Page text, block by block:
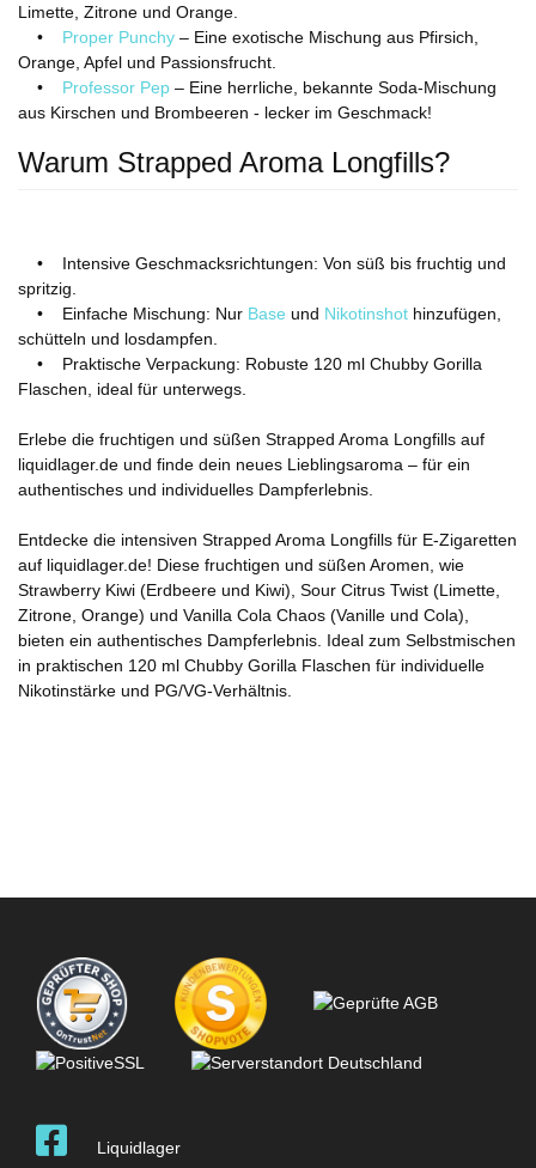
Limette, Zitrone und Orange.
• Proper Punchy – Eine exotische Mischung aus Pfirsich,
Orange, Apfel und Passionsfrucht.
• Professor Pep – Eine herrliche, bekannte Soda-Mischung
aus Kirschen und Brombeeren - lecker im Geschmack!
Warum Strapped Aroma Longfills?
• Intensive Geschmacksrichtungen: Von süß bis fruchtig und
spritzig.
• Einfache Mischung: Nur Base und Nikotinshot hinzufügen,
schütteln und losdampfen.
• Praktische Verpackung: Robuste 120 ml Chubby Gorilla
Flaschen, ideal für unterwegs.
Erlebe die fruchtigen und süßen Strapped Aroma Longfills auf
liquidlager.de und finde dein neues Lieblingsaroma – für ein
authentisches und individuelles Dampferlebnis.
Entdecke die intensiven Strapped Aroma Longfills für E-Zigaretten
auf liquidlager.de! Diese fruchtigen und süßen Aromen, wie
Strawberry Kiwi (Erdbeere und Kiwi), Sour Citrus Twist (Limette,
Zitrone, Orange) und Vanilla Cola Chaos (Vanille und Cola),
bieten ein authentisches Dampferlebnis. Ideal zum Selbstmischen
in praktischen 120 ml Chubby Gorilla Flaschen für individuelle
Nikotinstärke und PG/VG-Verhältnis.
Liquidlager